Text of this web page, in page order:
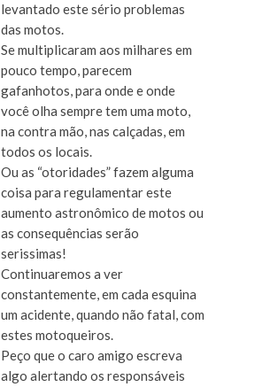
levantado este sério problemas
das motos.
Se multiplicaram aos milhares em
pouco tempo, parecem
gafanhotos, para onde e onde
você olha sempre tem uma moto,
na contra mão, nas calçadas, em
todos os locais.
Ou as “otoridades” fazem alguma
coisa para regulamentar este
aumento astronômico de motos ou
as consequências serão
serissimas!
Continuaremos a ver
constantemente, em cada esquina
um acidente, quando não fatal, com
estes motoqueiros.
Peço que o caro amigo escreva
algo alertando os responsáveis